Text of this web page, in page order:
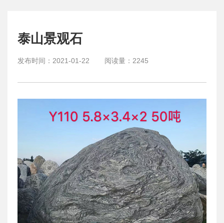
泰山景观石
发布时间： 2021-01-22 阅读量： 2245